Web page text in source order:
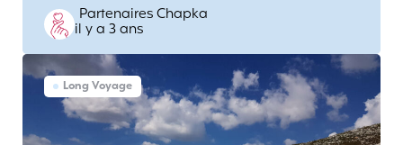
Posted
by
Partenaires Chapka
il y a 3 ans
Long Voyage